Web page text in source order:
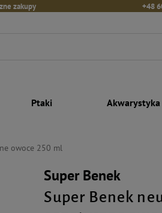
zakupy +48
Ptaki Akwarystyka
owoce 250 ml
Super Benek
Super Benek